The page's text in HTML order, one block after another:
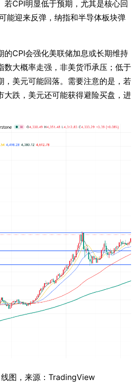
若CPI明显低于预期，尤其是核心回
能迎来反弹，纳指和半导体板块弹
的CPI会强化美联储加息或长期维持
数大概率走强，非美货币承压；低于
，美元可能回落。需要注意的是，若
大跌，美元还可能获得避险买盘，进
图，来源：TradingView